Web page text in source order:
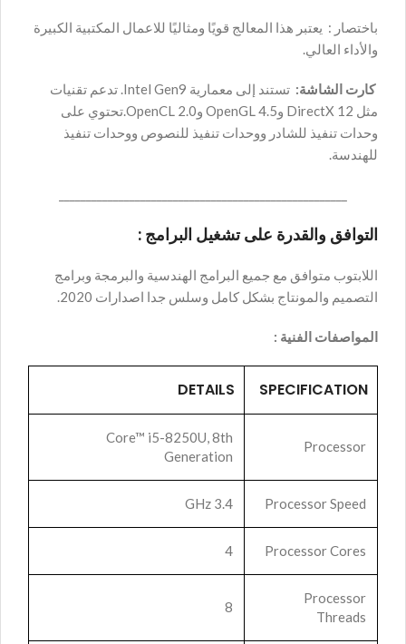
باختصار : يعتبر هذا المعالج قويًا ومثاليًا للاعمال المكتبية الكبيرة
والأداء العالي.
كارت الشاشة:
تستند إلى معمارية Intel Gen9. تدعم تقنيات
مثل DirectX 12 وOpenGL 4.5 وOpenCL 2.0.تحتوي على
وحدات تنفيذ للشادر ووحدات تنفيذ للنصوص ووحدات تنفيذ
للهندسة.
التوافق والقدرة على تشغيل البرامج :
اللابتوب متوافق مع جميع البرامج الهندسية والبرمجة وبرامج
التصميم والمونتاج بشكل كامل وسلس جدا اصدارات 2020.
المواصفات الفنية :
SPECIFICATION
DETAILS
Processor
Core™ i5-8250U, 8th
Generation
Processor Speed
3.4 GHz
Processor Cores
4
Processor
Threads
8